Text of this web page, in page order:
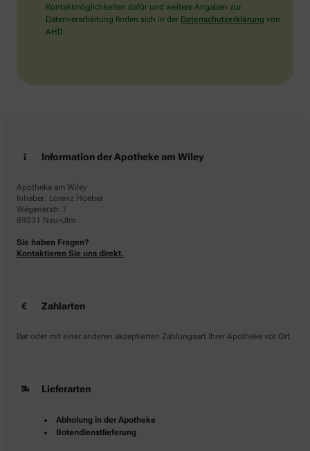
Kontaktmöglichkeiten dafür und weitere Angaben zur
Datenverarbeitung finden sich in der Datenschutzerklärung von
AHD.
Information der Apotheke am Wiley
Apotheke am Wiley
Inhaber: Lorenz Hoeber
Wegenerstr. 7
89231 Neu-Ulm
Sie haben Fragen?
Kontaktieren Sie uns direkt.
Zahlarten
Bar oder mit einer anderen akzeptierten Zahlungsart Ihrer Apotheke vor Ort.
Lieferarten
Abholung in der Apotheke
Botendienstlieferung